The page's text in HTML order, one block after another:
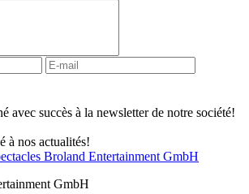
avec succès à la newsletter de notre société!
à nos actualités!
GmbH